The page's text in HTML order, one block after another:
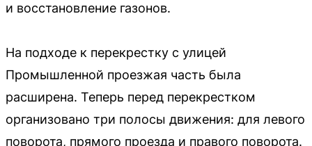
и восстановление газонов.
На подходе к перекрестку с улицей
Промышленной проезжая часть была
расширена. Теперь перед перекрестком
организовано три полосы движения: для левого
поворота, прямого проезда и правого поворота.